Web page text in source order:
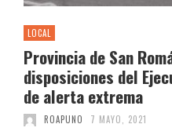
LOCAL
Provincia de San
disposiciones del
de alerta extrema
ROAPUNO 7 MAYO, 2021